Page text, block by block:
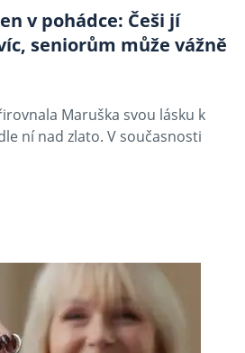
v pohádce: Češi jí
seniorům může vážně
Maruška svou lásku k
ní nad zlato. V současnosti